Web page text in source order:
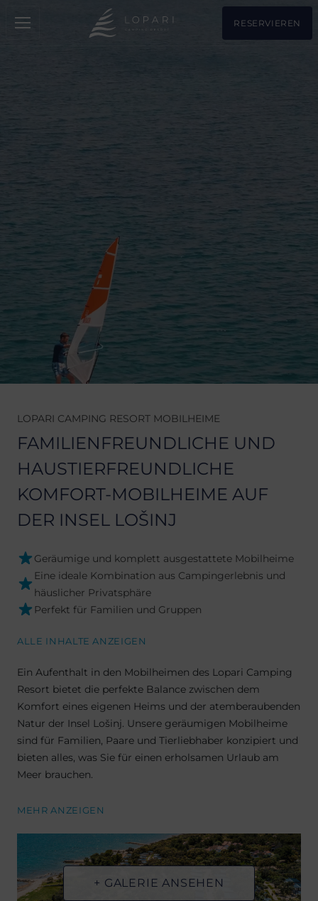
RESERVIEREN
LOPARI CAMPING RESORT MOBILHEIME
FAMILIENFREUNDLICHE UND
HAUSTIERFREUNDLICHE
KOMFORT-MOBILHEIME AUF
DER INSEL LOŠINJ
Geräumige und komplett ausgestattete Mobilheime
Eine ideale Kombination aus Campingerlebnis und
häuslicher Privatsphäre
Perfekt für Familien und Gruppen
ALLE INHALTE ANZEIGEN
Ein Aufenthalt in den Mobilheimen des Lopari Camping
Resort bietet die perfekte Balance zwischen dem
Komfort eines eigenen Heims und der atemberaubenden
Natur der Insel Lošinj. Unsere geräumigen Mobilheime
sind für Familien, Paare und Tierliebhaber konzipiert und
bieten alles, was Sie für einen erholsamen Urlaub am
Meer brauchen.
MEHR ANZEIGEN
+ GALERIE ANSEHEN